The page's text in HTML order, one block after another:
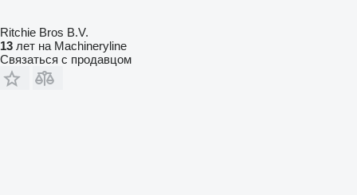
Ritchie Bros B.V.
13 лет на Machineryline
Связаться с продавцом